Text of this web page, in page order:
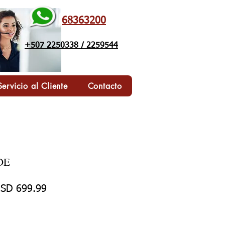
68363200
+507 2250338 / 2259544
al Cliente Contacto
699.99